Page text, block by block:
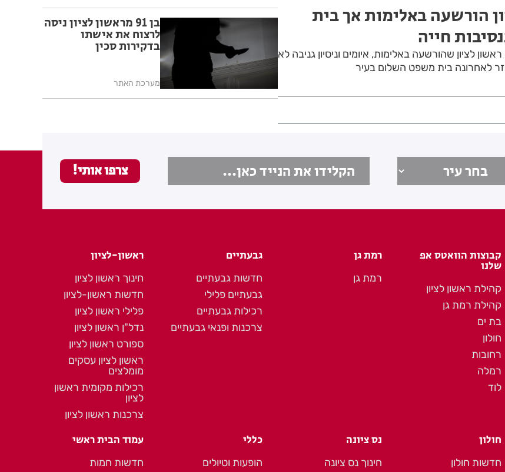
הורשעה באלימות אך בית
חייה
לציון שהורשעה באלימות, איומים וניסיון גניבה לא
לאחרונה בית משפט השלום בעיר
בן 91 מראשון לציון ניסה
לרצוח את אישתו
בדקירות סכין
מערכת האתר
קבוצות הוואטס אפ
שלנו
קהילת ראשון לציון
קהילת רמת גן
בת ים
חולון
רחובות
רמלה
לוד
רמת גן
רמת גן
גבעתיים
חדשות גבעתיים
גבעתיים פלילי
רכילות גבעתיים
צרכנות ופנאי גבעתיים
ראשון-לציון
חינוך ראשון לציון
חדשות ראשון-לציון
פלילי ראשון לציון
נדל"ן ראשון לציון
ספורט ראשון לציון
ראשון לציון עסקים
מומלצים
רכילות מקומית ראשון
לציון
צרכנות ראשון לציון
חולון
חדשות חולון
נס ציונה
חינוך נס ציונה
כללי
הופעות וטיולים
עמוד הבית ראשי
חדשות חמות